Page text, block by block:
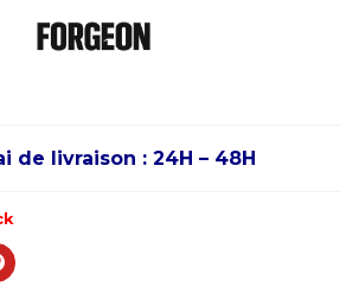
de livraison : 24H – 48H